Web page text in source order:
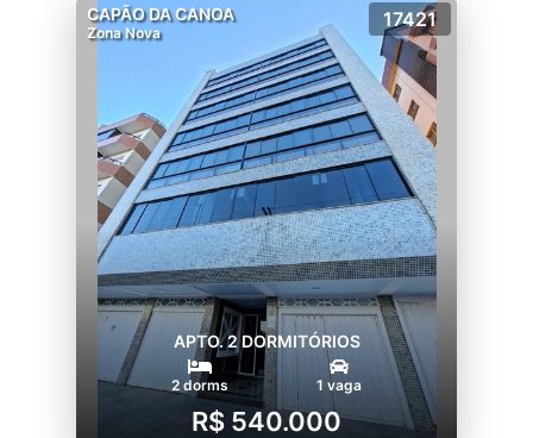
CAPÃO DA CANOA
Zona Nova
17421
APTO. 2 DORMITÓRIOS
2 dorms 1 vaga
R$ 540.000